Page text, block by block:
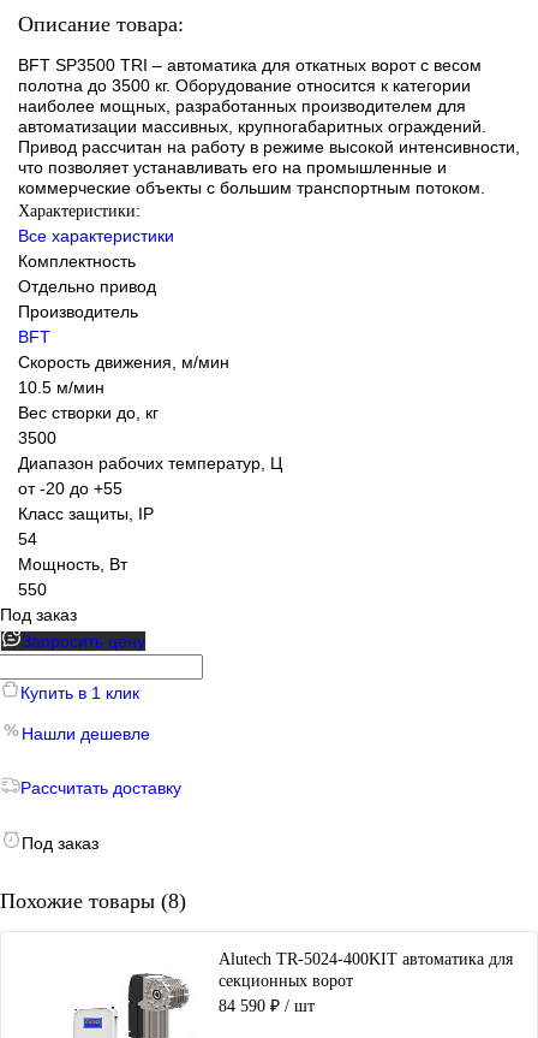
Описание товара:
BFT SP3500 TRI – автоматика для откатных ворот с весом
полотна до 3500 кг. Оборудование относится к категории
наиболее мощных, разработанных производителем для
автоматизации массивных, крупногабаритных ограждений.
Привод рассчитан на работу в режиме высокой интенсивности,
что позволяет устанавливать его на промышленные и
коммерческие объекты с большим транспортным потоком.
Характеристики:
Все характеристики
Комплектность
Отдельно привод
Производитель
BFT
Скорость движения, м/мин
10.5 м/мин
Вес створки до, кг
3500
Диапазон рабочих температур, Ц
от -20 до +55
Класс защиты, IP
54
Мощность, Вт
550
Под заказ
Запросить цену
Купить в 1 клик
Нашли дешевле
Рассчитать доставку
Под заказ
Похожие товары (8)
Alutech TR-5024-400KIT автоматика для
секционных ворот
84 590 ₽ / шт